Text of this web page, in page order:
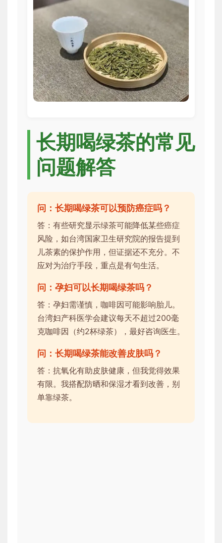
长期喝绿茶的常见
问题解答
问：长期喝绿茶可以预防癌症吗？
答：有些研究显示绿茶可能降低某些癌症
风险，如台湾国家卫生研究院的报告提到
儿茶素的保护作用，但证据还不充分。不
应对为治疗手段，重点是有句生活。
问：孕妇可以长期喝绿茶吗？
答：孕妇需谨慎，咖啡因可能影响胎儿。
台湾妇产科医学会建议每天不超过200毫
克咖啡因（约2杯绿茶），最好咨询医生。
问：长期喝绿茶能改善皮肤吗？
答：抗氧化有助皮肤健康，但我觉得效果
有限。我搭配防晒和保湿才看到改善，别
单靠绿茶。